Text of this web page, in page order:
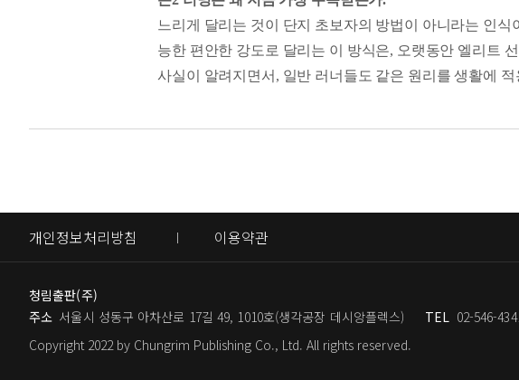
9장. 365일 달리는 사람들의 날씨 대응 매뉴얼
Part 6. 노화와 삶의 변수를 이기는 평생 러닝 전략
8장. 달리며 여행하기: 공간이 추억이 되는 순간
9장. 러닝 커뮤니티의 힘: 함께 더 오래
보는 나이가 되었지만, 풀코스 마라톤을 완주한 다음 날
가 훨씬 더 강하고 안정적인 체력을 가졌다는 점이다.
느리게 달리는 것이 단지 초보자의 방법이 아니라는 인식
능한 편안한 강도로 달리는 이 방식은, 오랫동안 엘리트
사실이 알려지면서, 일반 러너들도 같은 원리를 생활에
그 배경에는 과학적 근거가 있다. 존2 강도에서 우리 몸
획득한다. 심장은 한 번의 펌핑으로 더 많은 혈액을 내보
달릴수록 아팠다면
체가 아니라 처음부터 너무 빨리, 너무 힘들게 달리는 방
경쟁심이 달리기를 고통의 운동으로 만들었다는 것이다.
개인정보처리방침 이용약관
청림출판(주)
주소 서울시 성동구 아차산로 17길 49, 1010호(생각공장 데시앙플렉스) TEL 02-546-
Copyright 2022 by Chungrim Publishing Co., Ltd. All rights reserved.